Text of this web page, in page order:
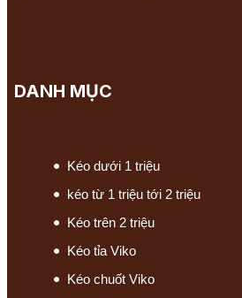
DANH MỤC
Kéo dưới 1 triệu
kéo từ 1 triệu tới 2 triệu
Kéo trên 2 triệu
Kéo tỉa Viko
Kéo chuốt Viko